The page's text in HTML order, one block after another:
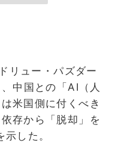
リュー・パズダー
中国との「AI（人
米国側に付くべき
存から「脱却」を
した。